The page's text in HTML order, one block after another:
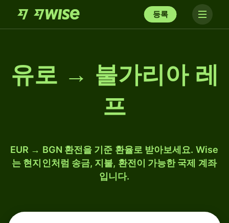
등록
유로 → 불가리아 레
프
EUR → BGN 환전을 기준 환율로 받아보세요. Wise
는 현지인처럼 송금, 지불, 환전이 가능한 국제 계좌
입니다.